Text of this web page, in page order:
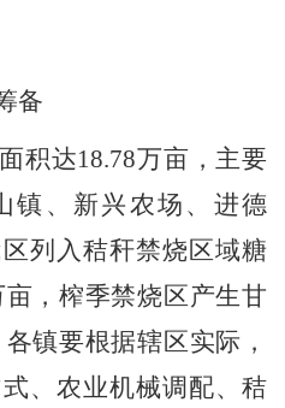
备
积达18.78万亩，主要
镇、新兴农场、进德
区列入秸秆禁烧区域糖
亩，榨季禁烧区产生甘
镇要根据辖区实际，
、农业机械调配、秸